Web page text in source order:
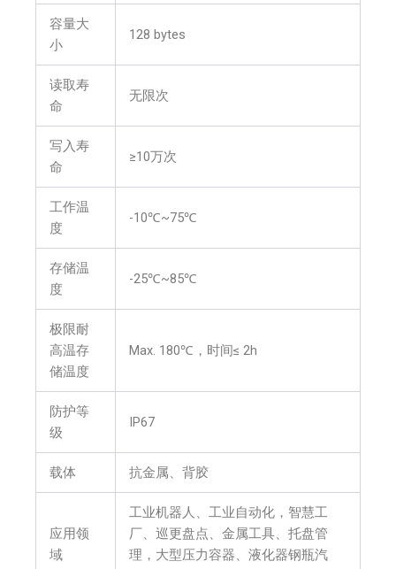
容量大
小
128 bytes
读取寿
命
无限次
写入寿
命
≥10万次
工作温
度
-10℃~75℃
存储温
度
-25℃~85℃
极限耐
高温存
储温度
Max. 180℃，时间≤ 2h
防护等
级
IP67
载体 抗金属、背胶
应用领
域
工业机器人、工业自动化，智慧工
厂、巡更盘点、金属工具、托盘管
理，大型压力容器、液化器钢瓶汽